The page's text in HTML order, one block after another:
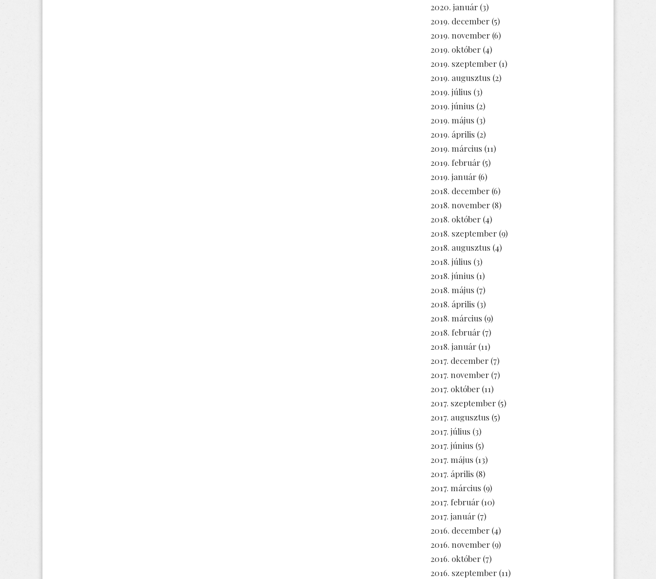
2020. január (3)
2019. december (5)
2019. november (6)
2019. október (4)
2019. szeptember (1)
2019. augusztus (2)
2019. július (3)
2019. június (2)
2019. május (3)
2019. április (2)
2019. március (11)
2019. február (5)
2019. január (6)
2018. december (6)
2018. november (8)
2018. október (4)
2018. szeptember (9)
2018. augusztus (4)
2018. július (3)
2018. június (1)
2018. május (7)
2018. április (3)
2018. március (9)
2018. február (7)
2018. január (11)
2017. december (7)
2017. november (7)
2017. október (11)
2017. szeptember (5)
2017. augusztus (5)
2017. július (3)
2017. június (5)
2017. május (13)
2017. április (8)
2017. március (9)
2017. február (10)
2017. január (7)
2016. december (4)
2016. november (9)
2016. október (7)
2016. szeptember (11)